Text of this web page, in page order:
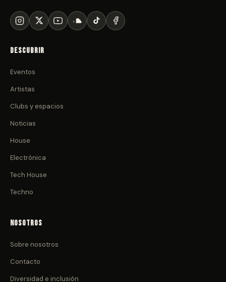
Descubrir
Eventos
Artistas
Clubs y espacios
Noticias
House
Electrónica
Tech House
Techno
Nosotros
Sobre nosotros
Contacto
Diversidad e inclusión